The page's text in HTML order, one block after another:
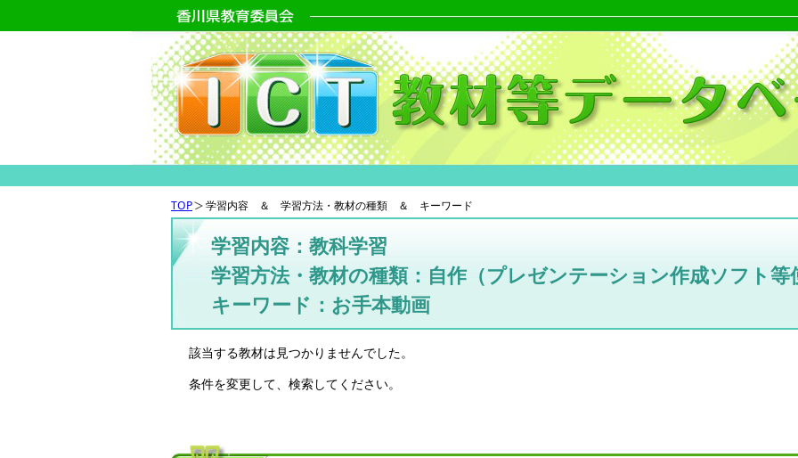
TOP 学習内容 ＆ 学習方法・教材の種類 ＆ キーワード
学習内容：教科学習
学習方法・教材の種類：自作（プレゼンテーション作成ソフト等
キーワード：お手本動画
該当する教材は見つかりませんでした。
条件を変更して、検索してください。